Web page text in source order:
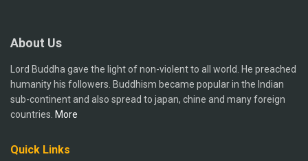
About Us
Lord Buddha gave the light of non-violent to all world. He preached
humanity his followers. Buddhism became popular in the Indian
sub-continent and also spread to japan, chine and many foreign
countries. More
Quick Links